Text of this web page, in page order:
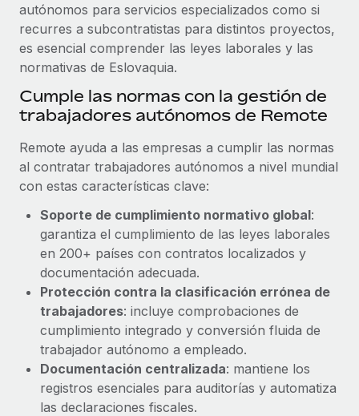
y cumplimiento normativo.
Comprobaciones de antecedentes
Simplifica los procesos de cribado de candidatos.
Cumplimiento normativo
Adelántate a los riesgos de cumplimiento
Gestión de dispositivos
Proporciona dispositivos tecnológicos y contrólalos
en todo el mundo.
Apertura de entidades
Abre entidades conforme a la legalidad enseguida.
Movilidad y reubicación
Reubica a los empleados con facilidad.
Prestaciones
Gestiona las prestaciones de los empleados sin
complicaciones.
Nómina global
Contractor Management
Impuestos
BLOG
Novedades de producto de Remote:
Integraciones con Gusto y Xero y Contractor
Management Plus
La misión de Remote sigue siendo ayudar a empresas de
todos los tamaños a contratar, gestionar y...
Más información
autónomos para servicios especializados como si
recurres a subcontratistas para distintos proyectos,
es esencial comprender las leyes laborales y las
normativas de Eslovaquia.
Cumple las normas con la gestión de
trabajadores autónomos de Remote
Remote ayuda a las empresas a cumplir las normas
al contratar trabajadores autónomos a nivel mundial
con estas características clave:
Soporte de cumplimiento normativo global:
garantiza el cumplimiento de las leyes laborales
en 200+ países con contratos localizados y
documentación adecuada.
Protección contra la clasificación errónea de
trabajadores: incluye comprobaciones de
cumplimiento integrado y conversión fluida de
trabajador autónomo a empleado.
Documentación centralizada: mantiene los
registros esenciales para auditorías y automatiza
las declaraciones fiscales.